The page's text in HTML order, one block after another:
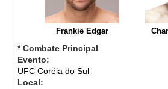
Frankie Edgar
* Combate Principal
Evento:
UFC Coréia do Sul
Local: